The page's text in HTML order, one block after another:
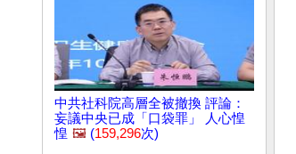
中共社科院高層全被撤換 評論：
妄議中央已成「口袋罪」 人心惶
惶 🖼️ (159,296次)